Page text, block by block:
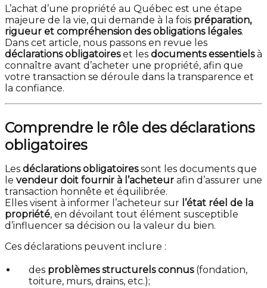
L’achat d’une propriété au Québec est une étape
majeure de la vie, qui demande à la fois préparation,
rigueur et compréhension des obligations légales.
Dans cet article, nous passons en revue les
déclarations obligatoireset les documents essentielsà
connaître avant d’acheter une propriété, afin que
votre transaction se déroule dans la transparence et
la confiance.
Comprendre le rôle des déclarations
obligatoires
Les déclarations obligatoiressont les documents que
le vendeur doit fournir à l’acheteur afin d’assurer une
transaction honnête et équilibrée.
Elles visent à informer l’acheteur sur l’état réel de la
propriété, en dévoilant tout élément susceptible
d’influencer sa décision ou la valeur du bien.
Ces déclarations peuvent inclure :
des problèmes structurels connus(fondation,
toiture, murs, drains, etc.);